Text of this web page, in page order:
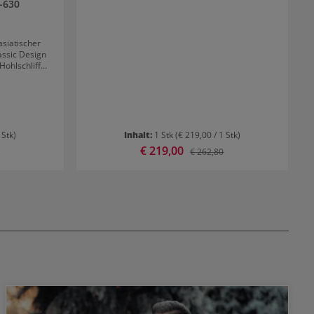
630
Preis:
Inhalt: 1 Stk(€ 219,00 / 1 Stk)
Verkaufspreis:
€ 219,00 Regulärer Preis:
€ 262,80